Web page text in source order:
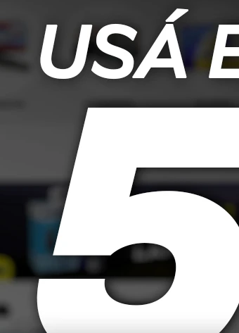
2.75-17 47P Dunlop TT900